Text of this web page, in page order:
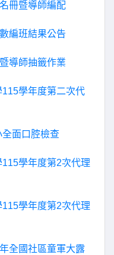
冊暨導師編配
編班結果公告
導師抽籤作業
學年度第二次代
面口腔檢查
學年度第2次代理
學年度第2次代理
全國社區童軍大露